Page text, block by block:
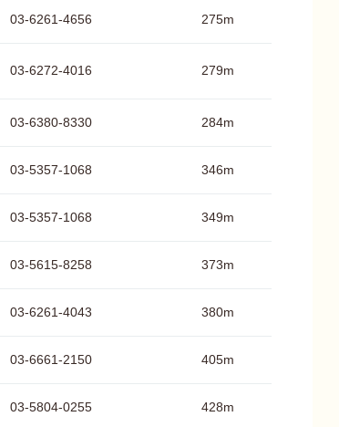
03-6261-4656 275m
03-6272-4016 279m
03-6380-8330 284m
03-5357-1068 346m
03-5357-1068 349m
03-5615-8258 373m
03-6261-4043 380m
03-6661-2150 405m
03-5804-0255 428m